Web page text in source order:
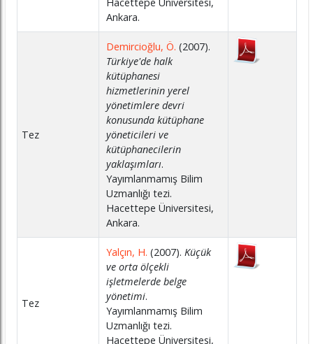
Ankara.
Tez
Demircioğlu, Ö. (2007).
Türkiye'de halk
kütüphanesi
hizmetlerinin yerel
yönetimlere devri
konusunda kütüphane
yöneticileri ve
kütüphanecilerin
yaklaşımları.
Yayımlanmamış Bilim
Uzmanlığı tezi.
Hacettepe Üniversitesi,
Ankara.
Tez
Yalçın, H. (2007). Küçük
ve orta ölçekli
işletmelerde belge
yönetimi.
Yayımlanmamış Bilim
Uzmanlığı tezi.
Hacettepe Üniversitesi,